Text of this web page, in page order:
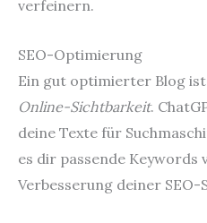
verfeinern.
SEO-Optimierung
Ein gut optimierter Blog
Online-Sichtbarkeit.
deine Texte für
es dir passende
Verbesserung deiner